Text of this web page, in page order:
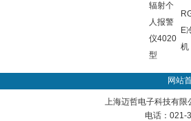
辐射个
人报警
仪4020
型
E
机
网站
上海迈哲电子科技有限
电话：021-